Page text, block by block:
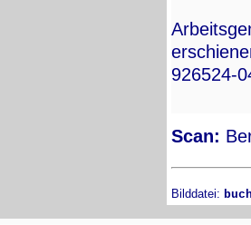
926524-
Scan:
Bilddatei: